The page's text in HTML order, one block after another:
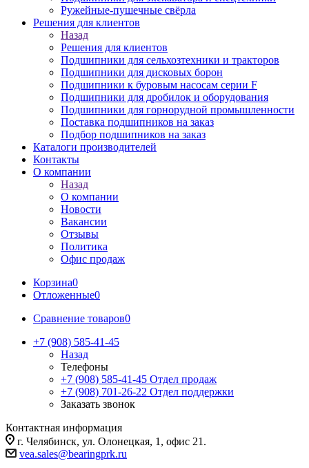
Ружейные-пушечные свёрла
Решения для клиентов
Назад
Решения для клиентов
Подшипники для сельхозтехники и тракторов
Подшипники для дисковых борон
Подшипники к буровым насосам серии F
Подшипники для дробилок и оборудования
Подшипники для горнорудной промышленности
Поставка подшипников на заказ
Подбор подшипников на заказ
Каталоги производителей
Контакты
О компании
Назад
О компании
Новости
Вакансии
Отзывы
Политика
Офис продаж
Корзина0
Отложенные0
Сравнение товаров0
+7 (908) 585-41-45
Назад
Телефоны
+7 (908) 585-41-45 Отдел продаж
+7 (908) 701-26-22 Отдел поддержки
Заказать звонок
Контактная информация
г. Челябинск, ул. Олонецкая, 1, офис 21.
vea.sales@bearingprk.ru